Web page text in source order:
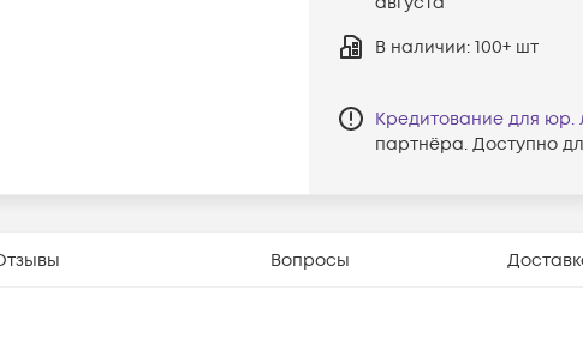
В наличии: 100+ шт
Кредитование для юр.
партнёра. Доступно
Вопросы